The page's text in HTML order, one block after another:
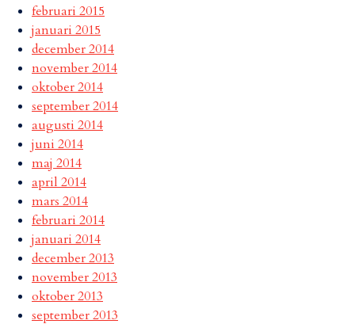
februari 2015
januari 2015
december 2014
november 2014
oktober 2014
september 2014
augusti 2014
juni 2014
maj 2014
april 2014
mars 2014
februari 2014
januari 2014
december 2013
november 2013
oktober 2013
september 2013